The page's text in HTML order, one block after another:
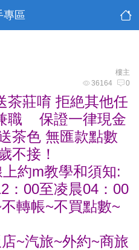
專區
樓主
36164 0
茶莊唷 拒絶其他任
職 保證一律現金
茶色 無匯款點數
不接！
上約m教學和須知:
：00至凌晨04：00
轉帳~不買點數~
~汽旅~外約~商旅